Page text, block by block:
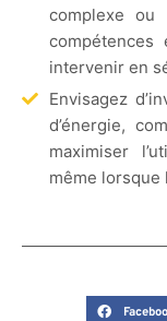
complexe ou
compétences
intervenir en
Envisagez
d’énergie,
maximiser
même lorsque